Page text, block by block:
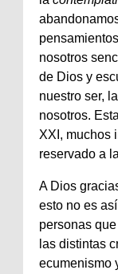
nosotros
de Dios y
nuestro ser,
nosotros.
XXI, muchos
reservado a
A Dios
esto no es
personas
las distintas
ecumenismo